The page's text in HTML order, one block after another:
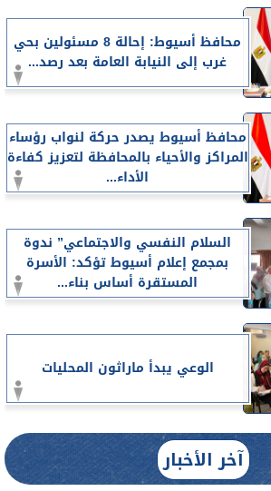
محافظ أسيوط: إحالة 8 مسئولين بحي
غرب إلى النيابة العامة بعد رصد...
محافظ أسيوط يصدر حركة لنواب رؤساء
المراكز والأحياء بالمحافظة لتعزيز كفاءة
الأداء...
السلام النفسي والاجتماعي” ندوة
بمجمع إعلام أسيوط تؤكد: الأسرة
المستقرة أساس بناء...
الوعي يبدأ ماراثون المحليات
آخر الأخبار